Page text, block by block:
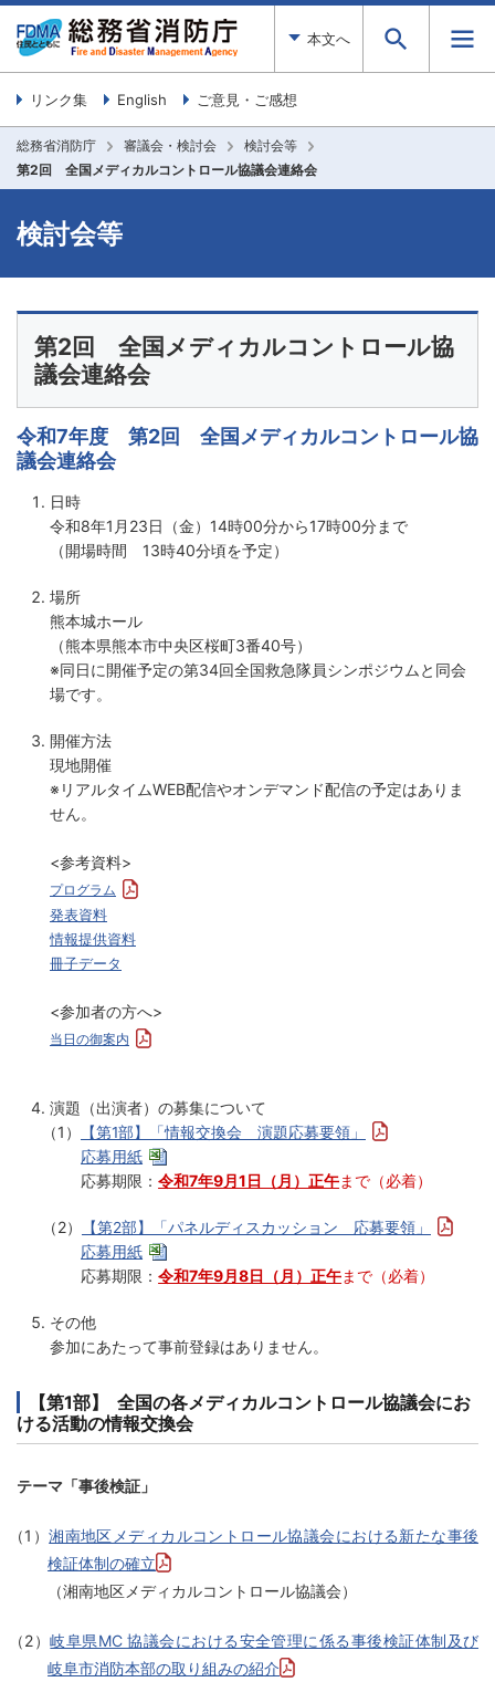
本文へ
リンク集 English ご意見・ご感想
総務省消防庁 審議会・検討会
検討会等
第2回 全国メディカルコントロール協議会連絡会
検討会等
第2回 全国メディカルコントロール協
議会連絡会
令和7年度 第2回 全国メディカルコントロール協
議会連絡会
日時
令和8年1月23日（金）14時00分から17時00分まで
（開場時間 13時40分頃を予定）
場所
熊本城ホール
（熊本県熊本市中央区桜町3番40号）
※同日に開催予定の第34回全国救急隊員シンポジウムと同会
場です。
開催方法
現地開催
※リアルタイムWEB配信やオンデマンド配信の予定はありま
せん。
<参考資料>
プログラム
発表資料
情報提供資料
冊子データ
<参加者の方へ>
当日の御案内
演題（出演者）の募集について
（1）
【第1部】「情報交換会 演題応募要領」
応募用紙
応募期限：令和7年9月1日（月）正午まで（必着）
（2）
【第2部】「パネルディスカッション 応募要領」
応募用紙
応募期限：令和7年9月8日（月）正午まで（必着）
その他
参加にあたって事前登録はありません。
【第1部】
全国の各メディカルコントロール協議会にお
ける活動の情報交換会
テーマ「事後検証」
（1）湘南地区メディカルコントロール協議会における新たな事後
検証体制の確立
（湘南地区メディカルコントロール協議会）
（2）岐阜県MC 協議会における安全管理に係る事後検証体制及び
岐阜市消防本部の取り組みの紹介